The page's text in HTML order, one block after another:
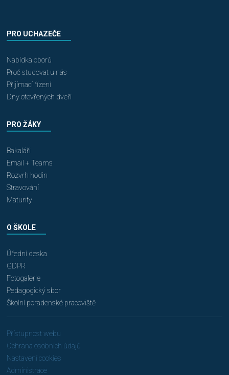
PRO UCHAZEČE
Nabídka oborů
Proč studovat u nás
Přijímací řízení
Dny otevřených dveří
PRO ŽÁKY
Bakaláři
Email + Teams
Rozvrh hodin
Stravování
Maturity
O ŠKOLE
Úřední deska
GDPR
Fotogalerie
Pedagogický sbor
Školní poradenské pracoviště
Přístupnost webu
Ochrana osobních údajů
Nastavení cookies
Administrace